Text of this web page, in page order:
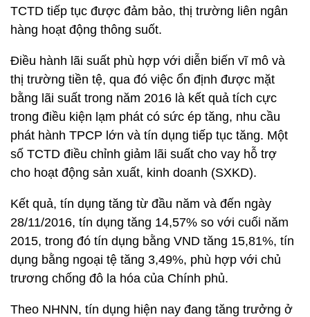
TCTD tiếp tục được đảm bảo, thị trường liên ngân
hàng hoạt động thông suốt.
Điều hành lãi suất phù hợp với diễn biến vĩ mô và
thị trường tiền tệ, qua đó việc ổn định được mặt
bằng lãi suất trong năm 2016 là kết quả tích cực
trong điều kiện lạm phát có sức ép tăng, nhu cầu
phát hành TPCP lớn và tín dụng tiếp tục tăng. Một
số TCTD điều chỉnh giảm lãi suất cho vay hỗ trợ
cho hoạt động sản xuất, kinh doanh (SXKD).
Kết quả, tín dụng tăng từ đầu năm và đến ngày
28/11/2016, tín dụng tăng 14,57% so với cuối năm
2015, trong đó tín dụng bằng VND tăng 15,81%, tín
dụng bằng ngoại tệ tăng 3,49%, phù hợp với chủ
trương chống đô la hóa của Chính phủ.
Theo NHNN, tín dụng hiện nay đang tăng trưởng ở